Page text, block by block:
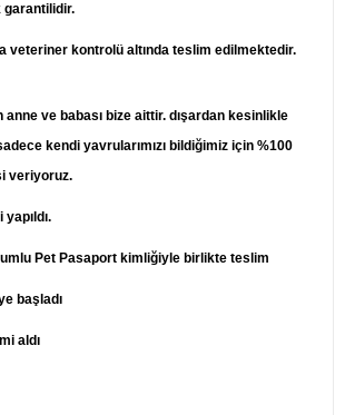
garantilidir.
veteriner kontrolü altında teslim edilmektedir.
anne ve babası bize aittir. dışardan kesinlikle
kendi yavrularımızı bildiğimiz için %100
veriyoruz.
Pet Pasaport kimliğiyle birlikte teslim
başladı
aldı